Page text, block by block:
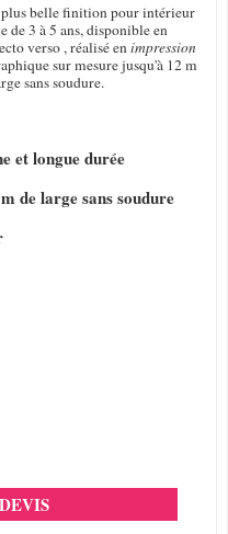
plus belle finition pour intérieur
de 3 à 5 ans, disponible en
verso , réalisé enimpression
sur mesure jusqu'à 12 m
sans soudure.
et longue durée
de large sans soudure